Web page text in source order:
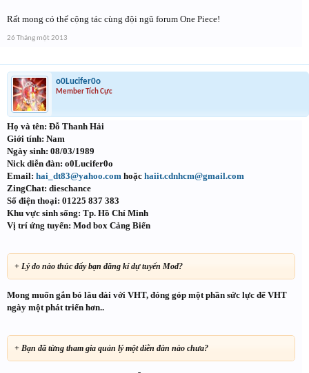
Rất mong có thể cộng tác cùng đội ngũ forum One Piece!
26 Tháng một 2013
o0Lucifer0o
Member Tích Cực
Họ và tên: Đỗ Thanh Hải
Giới tính: Nam
Ngày sinh: 08/03/1989
Nick diễn đàn: o0Lucifer0o
Email: hai_dt83@yahoo.com hoặc haiit.cdnhcm@gmail.com
ZingChat: dieschance
Số điện thoại: 01225 837 383
Khu vực sinh sống: Tp. Hồ Chí Minh
Vị trí ứng tuyển: Mod box Cảng Biển
+ Lý do nào thúc đẩy bạn đăng kí dự tuyển Mod?
Mong muốn gắn bó lâu dài với VHT, đóng góp một phần sức lực để VHT
ngày một phát triển hơn..
+ Bạn đã từng tham gia quản lý một diễn đàn nào chưa?